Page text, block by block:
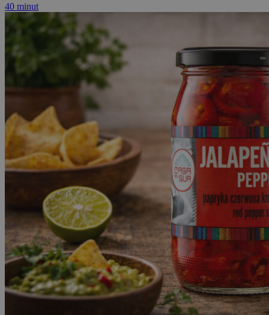
40 minut